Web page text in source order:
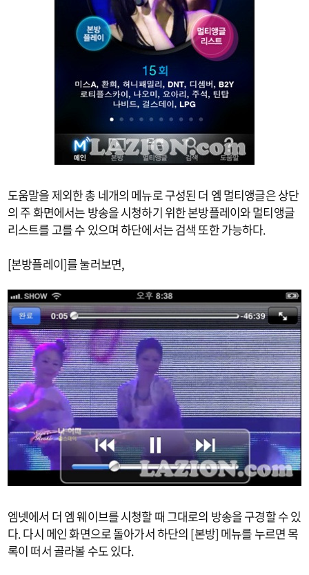
도움말을 제외한 총 네개의 메뉴로 구성된 더 엠 멀티앵글은 상단
의 주 화면에서는 방송을 시청하기 위한 본방플레이와 멀티앵글
리스트를 고를 수 있으며 하단에서는 검색 또한 가능하다.
[본방플레이]를 눌러보면,
엠넷에서 더 엠 웨이브를 시청할 때 그대로의 방송을 구경할 수 있
다. 다시 메인 화면으로 돌아가서 하단의 [본방] 메뉴를 누르면 목
록이 떠서 골라볼 수도 있다.